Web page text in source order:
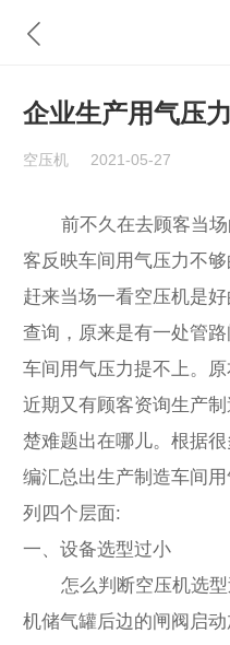
企业生产用气压
空压机 2021-05-27
前不久在去顾客当场
客反映车间用气压力不
赶来当场一看空压机是
查询，原来是有一处管
车间用气压力提不上。
近期又有顾客资询生产
楚难题出在哪儿。根据
编汇总出生产制造车间
列四个层面:
一、设备选型过小
怎么判断空压机选型
机储气罐后边的闸阀启